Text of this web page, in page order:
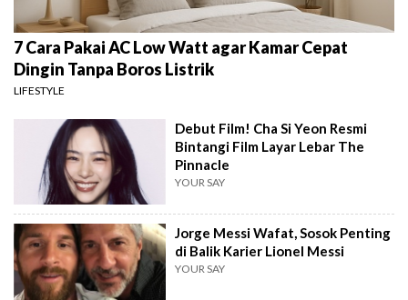
7 Cara Pakai AC Low Watt agar Kamar Cepat
Dingin Tanpa Boros Listrik
LIFESTYLE
Debut Film! Cha Si Yeon Resmi
Bintangi Film Layar Lebar The
Pinnacle
YOUR SAY
Jorge Messi Wafat, Sosok Penting
di Balik Karier Lionel Messi
YOUR SAY